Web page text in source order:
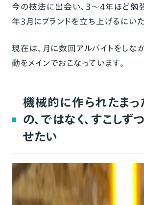
今の技法に出会い、3〜4年ほど勉
年3月にブランドを立ち上げるにいた
現在は、月に数回アルバイトをしな
動をメインでおこなっています。
機械的に作られたまっ
の、ではなく、すこし
せたい